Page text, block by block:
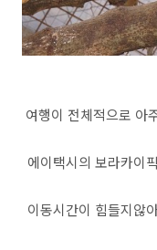
여행이 전체적으로 아
에이택시의 보라카이
이동시간이 힘들지않